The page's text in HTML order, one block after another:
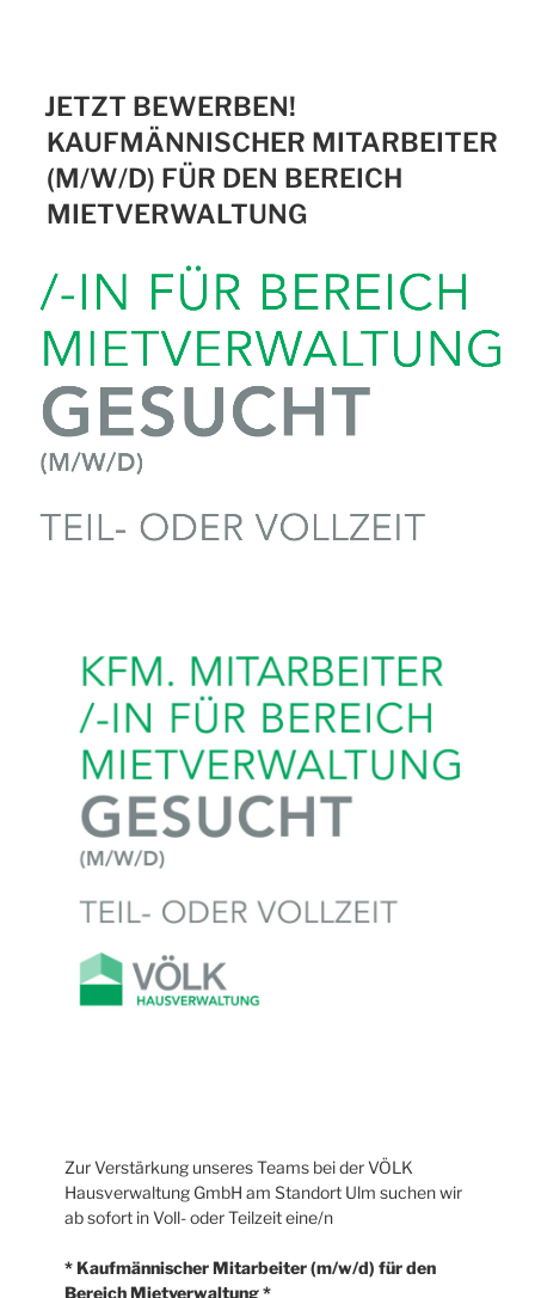
JETZT BEWERBEN!
KAUFMÄNNISCHER MITARBEITER
(M/W/D) FÜR DEN BEREICH
MIETVERWALTUNG
Zur Verstärkung unseres Teams bei der VÖLK
Hausverwaltung GmbH am Standort Ulm suchen wir
ab sofort in Voll- oder Teilzeit eine/n
* Kaufmännischer Mitarbeiter (m/w/d) für den
Bereich Mietverwaltung *